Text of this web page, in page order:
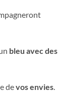
bleu avec des
devos envies.